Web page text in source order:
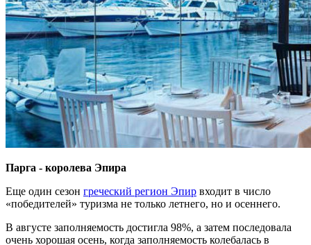
Парга - королева Эпира
Еще один сезон греческий регион Эпир входит в число
«победителей» туризма не только летнего, но и осеннего.
В августе заполняемость достигла 98%, а затем последовала
очень хорошая осень, когда заполняемость колебалась в